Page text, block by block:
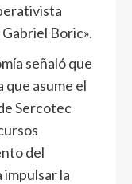
Boric».
señaló que
que asume el
Sercotec
del
la